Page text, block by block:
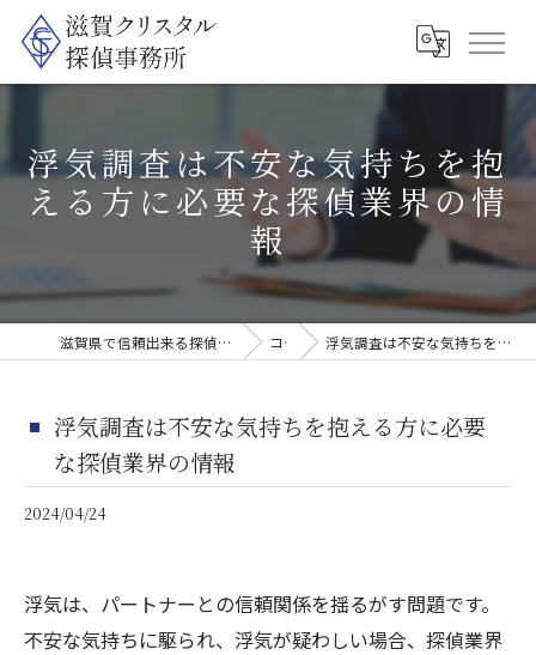
浮気調査は不安な気持ちを抱
える方に必要な探偵業界の情
報
滋賀県で信頼出来る探偵なら滋賀クリスタル探偵事務所 コラム 浮気調査は不安な気持ちを抱える方に必要な探偵業界の情報
浮気調査は不安な気持ちを抱える方に必要
な探偵業界の情報
2024/04/24
浮気は、パートナーとの信頼関係を揺るがす問題です。
不安な気持ちに駆られ、浮気が疑わしい場合、探偵業界